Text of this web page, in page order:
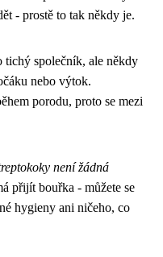
- prostě to tak někdy je.
tichý společník, ale někdy
nebo výtok.
porodu, proto se mezi
není žádná
přijít bouřka - můžete se
hygieny ani ničeho, co